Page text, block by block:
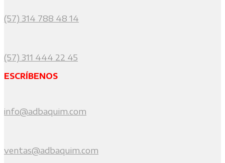
(57) 314 788 48 14
(57) 311 444 22 45
ESCRÍBENOS
info@adbaquim.com
ventas@adbaquim.com